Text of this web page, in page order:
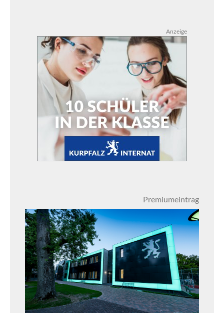
Anzeige
Premiumeintrag